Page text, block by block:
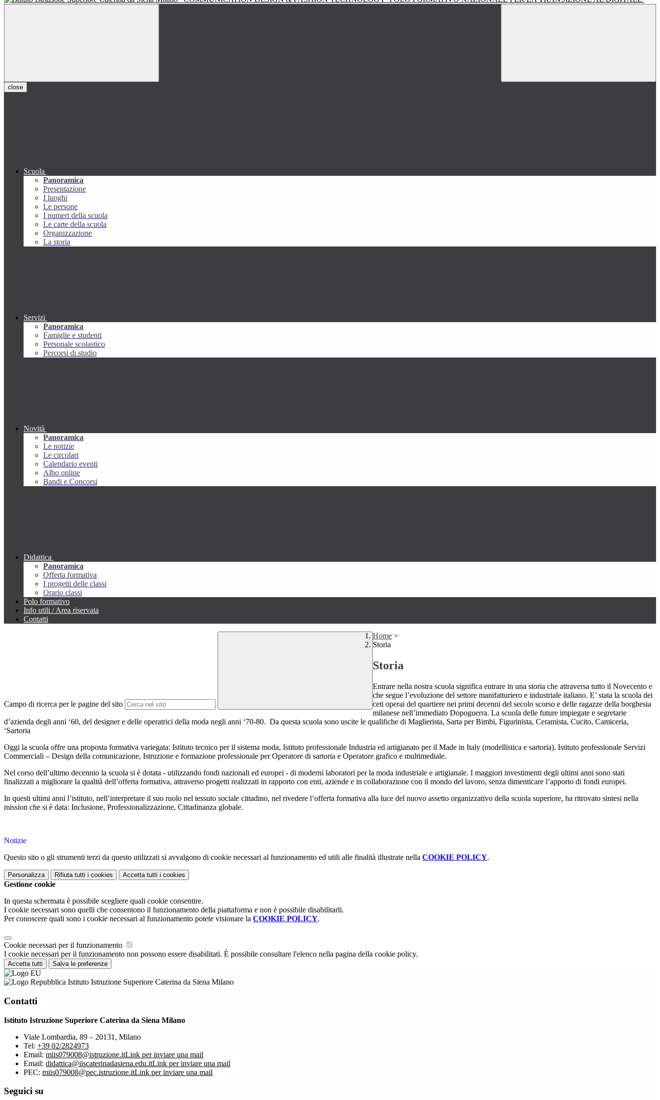
close
Scuola
Panoramica
Presentazione
I luoghi
Le persone
I numeri della scuola
Le carte della scuola
Organizzazione
La storia
Servizi
Panoramica
Famiglie e studenti
Personale scolastico
Percorsi di studio
Novità
Panoramica
Le notizie
Le circolari
Calendario eventi
Albo online
Bandi e Concorsi
Didattica
Panoramica
Offerta formativa
I progetti delle classi
Orario classi
Polo formativo
Info utili / Area riservata
Contatti
Campo di ricerca per le pagine del sito
Home >
Storia
Storia
Entrare nella nostra scuola significa entrare in una storia che attraversa tutto il Novecento e
che segue l’evoluzione del settore manifatturiero e industriale italiano. E’ stata la scuola dei
ceti operai del quartiere nei primi decenni del secolo scorso e delle ragazze della borghesia
milanese nell’immediato Dopoguerra. La scuola delle future impiegate e segretarie
d’azienda degli anni ‘60, del designer e delle operatrici della moda negli anni ‘70-80. Da questa scuola sono uscite le qualifiche di Maglierista, Sarta per Bimbi, Figurinista, Ceramista, Cucito, Camiceria,
‘Sartoria
Oggi la scuola offre una proposta formativa variegata: Istituto tecnico per il sistema moda, Istituto professionale Industria ed artigianato per il Made in Italy (modellistica e sartoria), Istituto professionale Servizi
Commerciali – Design della comunicazione, Istruzione e formazione professionale per Operatore di sartoria e Operatore grafico e multimediale.
Nel corso dell’ultimo decennio la scuola si è dotata - utilizzando fondi nazionali ed europei - di moderni laboratori per la moda industriale e artigianale. I maggiori investimenti degli ultimi anni sono stati
finalizzati a migliorare la qualità dell’offerta formativa, attraverso progetti realizzati in rapporto con enti, aziende e in collaborazione con il mondo del lavoro, senza dimenticare l’apporto di fondi europei.
In questi ultimi anni l’istituto, nell’interpretare il suo ruolo nel tessuto sociale cittadino, nel rivedere l’offerta formativa alla luce del nuovo assetto organizzativo della scuola superiore, ha ritrovato sintesi nella
mission che si è data: Inclusione, Professionalizzazione, Cittadinanza globale.
Notizie
Questo sito o gli strumenti terzi da questo utilizzati si avvalgono di cookie necessari al funzionamento ed utili alle finalità illustrate nella COOKIE POLICY.
Personalizza Rifiuta tutti i cookies Accetta tutti i cookies
Gestione cookie
In questa schermata è possibile scegliere quali cookie consentire.
I cookie necessari sono quelli che consentono il funzionamento della piattaforma e non è possibile disabilitarli.
Per conoscere quali sono i cookie necessari al funzionamento potete visionare la COOKIE POLICY.
Cookie necessari per il funzionamento
I cookie necessari per il funzionamento non possono essere disabilitati. È possibile consultare l'elenco nella pagina della cookie policy.
Accetta tutti Salva le preferenze
Istituto Istruzione Superiore Caterina da Siena Milano
Contatti
Istituto Istruzione Superiore Caterina da Siena Milano
Viale Lombardia, 89 – 20131, Milano
Tel: +39 02/2824973
Email: miis079008@istruzione.itLink per inviare una mail
Email: didattica@iiscaterinadasiena.edu.itLink per inviare una mail
PEC: miis079008@pec.istruzione.itLink per inviare una mail
Seguici su